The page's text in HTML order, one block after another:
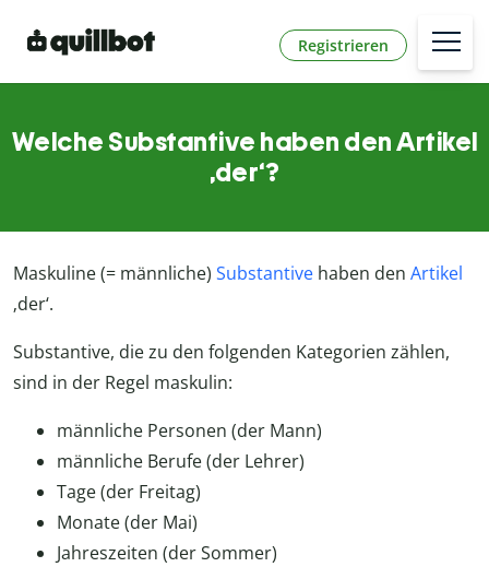
Registrieren
Welche Substantive haben den Artikel
‚der‘?
Maskuline (= männliche) Substantive haben den Artikel
‚der‘.
Substantive, die zu den folgenden Kategorien zählen,
sind in der Regel maskulin:
männliche Personen (der Mann)
männliche Berufe (der Lehrer)
Tage (der Freitag)
Monate (der Mai)
Jahreszeiten (der Sommer)